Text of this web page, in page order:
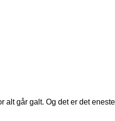
alt går galt. Og det er det